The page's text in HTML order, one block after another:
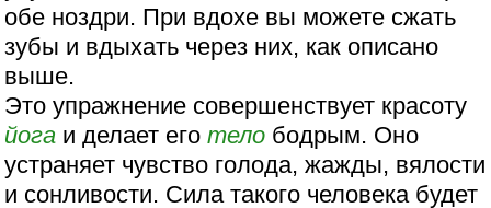
обе ноздри. При вдохе вы можете сжать
зубы и вдыхать через них, как описано
выше.
Это упражнение совершенствует красоту
йога и делает еготело бодрым. Оно
устраняет чувство голода, жажды, вялости
и сонливости. Сила такого человека будет